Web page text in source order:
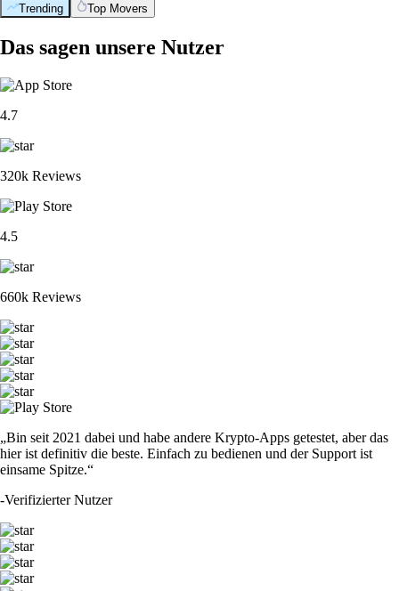
Trending Top Movers
Das sagen unsere Nutzer
4.7
320k Reviews
4.5
660k Reviews
„Bin seit 2021 dabei und habe andere Krypto-Apps getestet, aber das
hier ist definitiv die beste. Einfach zu bedienen und der Support ist
einsame Spitze.“
-Verifizierter Nutzer